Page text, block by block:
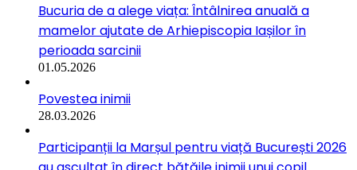
Bucuria de a alege viața: Întâlnirea anuală a
mamelor ajutate de Arhiepiscopia Iașilor în
perioada sarcinii
01.05.2026
Povestea inimii
28.03.2026
Participanții la Marșul pentru viață București 2026